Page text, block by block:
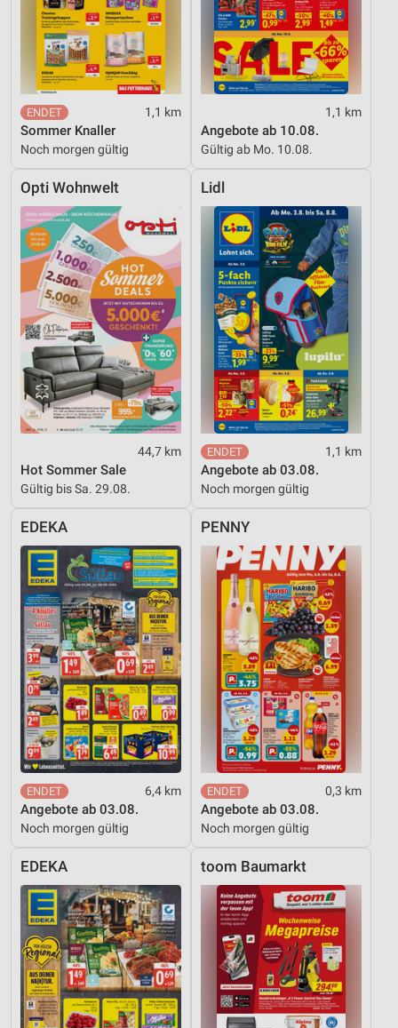
1,1 km
Sommer Knaller
Noch morgen gültig
1,1 km
Angebote ab 10.08.
Gültig ab Mo. 10.08.
Opti Wohnwelt
44,7 km
Hot Sommer Sale
Gültig bis Sa. 29.08.
Lidl
1,1 km
Angebote ab 03.08.
Noch morgen gültig
EDEKA
6,4 km
Angebote ab 03.08.
Noch morgen gültig
PENNY
0,3 km
Angebote ab 03.08.
Noch morgen gültig
EDEKA toom Baumarkt